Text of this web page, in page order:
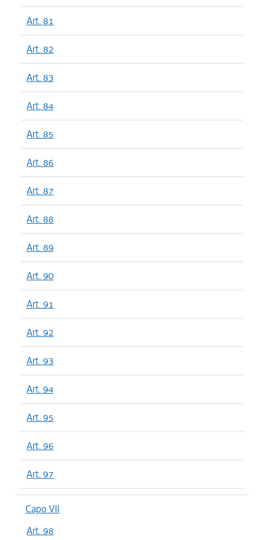
Art. 81
Art. 82
Art. 83
Art. 84
Art. 85
Art. 86
Art. 87
Art. 88
Art. 89
Art. 90
Art. 91
Art. 92
Art. 93
Art. 94
Art. 95
Art. 96
Art. 97
Capo VII
Art. 98